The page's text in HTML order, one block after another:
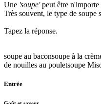
Une 'soupe'peut être
Très souvent, le type de soupe
Tapez la réponse.
soupe au baconsoupe à la
de nouilles au pouletsoupe
Entrée